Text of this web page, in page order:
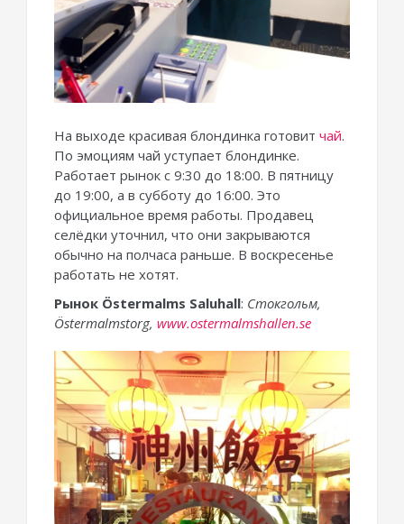
На выходе красивая блондинка готовит чай.
По эмоциям чай уступает блондинке.
Работает рынок с 9:30 до 18:00. В пятницу
до 19:00, а в субботу до 16:00. Это
официальное время работы. Продавец
селёдки уточнил, что они закрываются
обычно на полчаса раньше. В воскресенье
работать не хотят.
Рынок Östermalms Saluhall: ‪ Стокгольм,
Östermalmstorg, www.ostermalmshallen.se